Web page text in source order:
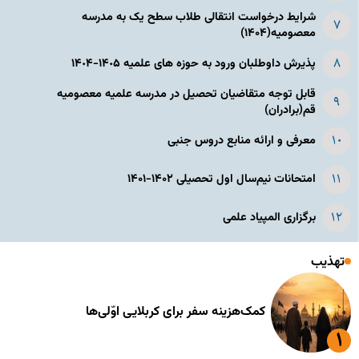
شرایط درخواست انتقالی طلاب سطح یک به مدرسه
معصومیه(۱۴۰۴)
پذیرش داوطلبان ورود به حوزه های علمیه ١۴٠۵-١۴٠۴
قابل توجه متقاضیان تحصیل در مدرسه علمیه معصومیه
قم(برادران)
معرفی و ارائه منابع دروس جنبی
امتحانات نیم‌سال اول تحصیلی ۱۴۰۲-۱۴۰۱
برگزاری المپیاد علمی
تهذیب
کمک‌هزینه سفر برای کربلایی اوّلی‌ها